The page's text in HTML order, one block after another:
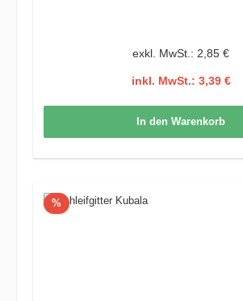
exkl. MwSt.: 2,85 €
inkl. MwSt.: 3,39 €
In den Warenkorb
%Rabatt